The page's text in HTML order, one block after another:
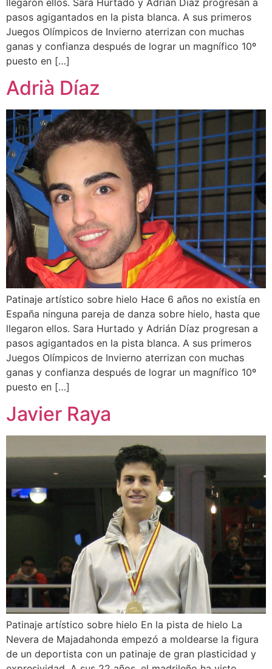
llegaron ellos. Sara Hurtado y Adrián Díaz progresan a
pasos agigantados en la pista blanca. A sus primeros
Juegos Olímpicos de Invierno aterrizan con muchas
ganas y confianza después de lograr un magnífico 10º
puesto en […]
Adrià Díaz
Patinaje artístico sobre hielo Hace 6 años no existía en
España ninguna pareja de danza sobre hielo, hasta que
llegaron ellos. Sara Hurtado y Adrián Díaz progresan a
pasos agigantados en la pista blanca. A sus primeros
Juegos Olímpicos de Invierno aterrizan con muchas
ganas y confianza después de lograr un magnífico 10º
puesto en […]
Javier Raya
Patinaje artístico sobre hielo En la pista de hielo La
Nevera de Majadahonda empezó a moldearse la figura
de un deportista con un patinaje de gran plasticidad y